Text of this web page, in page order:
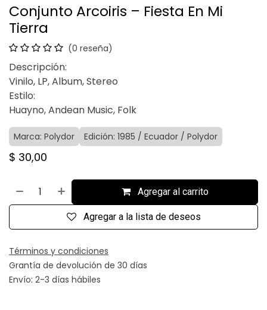
Conjunto Arcoiris – Fiesta En Mi
Tierra
(0 reseña)
Descripción:
Vinilo, LP, Album, Stereo
Estilo:
Huayno, Andean Music, Folk
Marca: Polydor Edición: 1985 / Ecuador / Polydor
$ 30,00
Agregar al carrito
Agregar a la lista de deseos
Términos y condiciones
Grantía de devolución de 30 días
Envío: 2-3 días hábiles